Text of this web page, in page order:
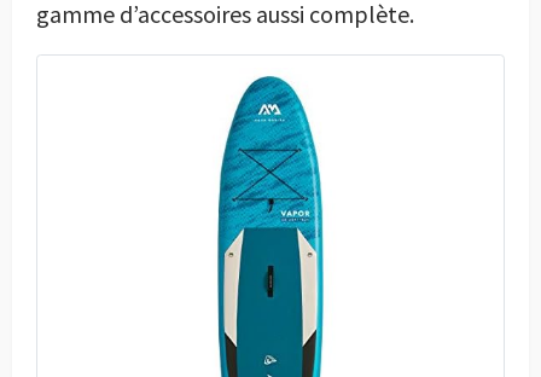
gamme d’accessoires aussi complète.